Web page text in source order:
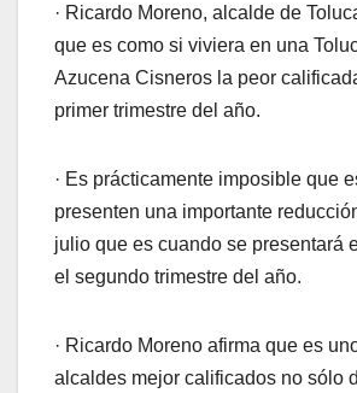
· Ricardo Moreno, alcalde de
que es como si viviera en una
Azucena Cisneros la peor
primer trimestre del año.
· Es prácticamente imposible que
presenten una importante
julio que es cuando se presentará
el segundo trimestre del año.
· Ricardo Moreno afirma que es
alcaldes mejor calificados no sólo